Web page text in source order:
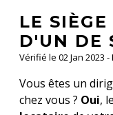
LE
D'UN DE
Vérifié le 02 Jan
Vous êtes un
chez vous ? Oui,